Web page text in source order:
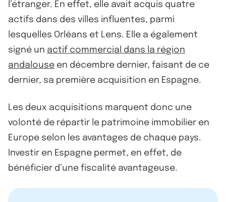
l’étranger. En effet, elle avait acquis quatre
actifs dans des villes influentes, parmi
lesquelles Orléans et Lens. Elle a également
signé un actif commercial dans la région
andalouse en décembre dernier, faisant de ce
dernier, sa première acquisition en Espagne.
Les deux acquisitions marquent donc une
volonté de répartir le patrimoine immobilier en
Europe selon les avantages de chaque pays.
Investir en Espagne permet, en effet, de
bénéficier d’une fiscalité avantageuse.